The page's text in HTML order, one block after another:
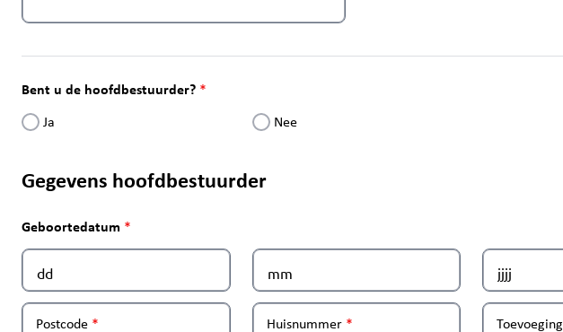
Bent u de hoofdbestuurder?
Ja Nee
Gegevens hoofdbestuurder
Geboortedatum
Postcode Huisnummer Toevoeging